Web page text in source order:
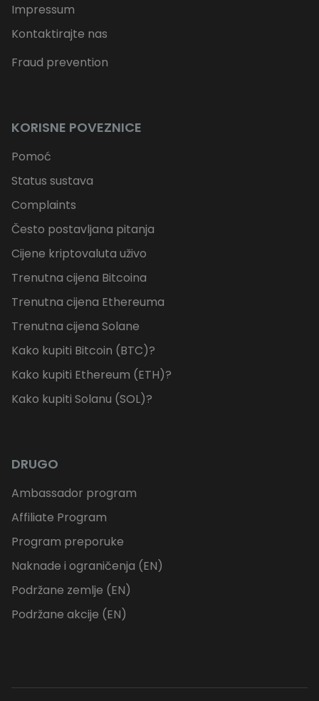
Impressum
Kontaktirajte nas
Fraud prevention
KORISNE POVEZNICE
Pomoć
Status sustava
Complaints
Često postavljana pitanja
Cijene kriptovaluta uživo
Trenutna cijena Bitcoina
Trenutna cijena Ethereuma
Trenutna cijena Solane
Kako kupiti Bitcoin (BTC)?
Kako kupiti Ethereum (ETH)?
Kako kupiti Solanu (SOL)?
DRUGO
Ambassador program
Affiliate Program
Program preporuke
Naknade i ograničenja (EN)
Podržane zemlje (EN)
Podržane akcije (EN)